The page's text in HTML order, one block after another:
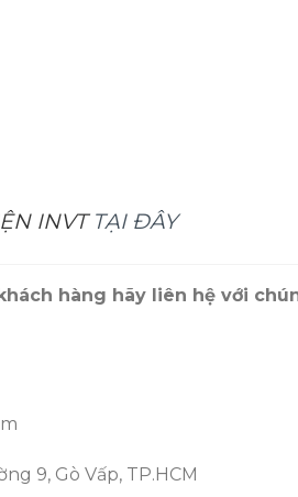
INVT TẠI ĐÂY
hàng hãy liên hệ với
9, Gò Vấp, TP.HCM